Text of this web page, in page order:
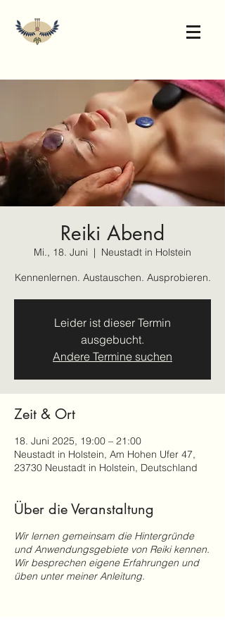
Reiki Abend
Mi., 18. Juni
  |
Neustadt in Holstein
Kennenlernen. Austauschen. Ausprobieren.
Leider ist dieser Termin
ausgebucht.
Andere Termine suchen
Zeit & Ort
18. Juni 2025, 19:00 – 21:00
Neustadt in Holstein, Am Hohen Ufer 47,
23730 Neustadt in Holstein, Deutschland
Über die Veranstaltung
Wir lernen gemeinsam die Hintergründe
und Anwendungsgebiete von Reiki kennen.
Wir besprechen eigene Erfahrungen und
üben unter meiner Anleitung.